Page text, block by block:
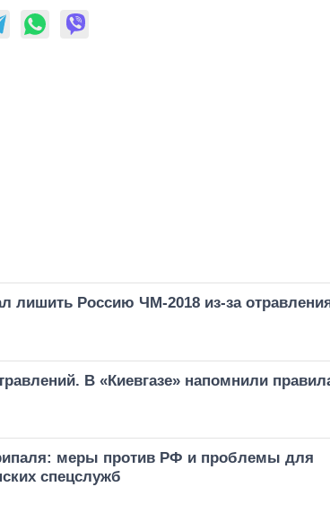
лишить Россию ЧМ-2018 из-за
В «Киевгазе» напомнили
меры против РФ и проблемы для
спецслужб